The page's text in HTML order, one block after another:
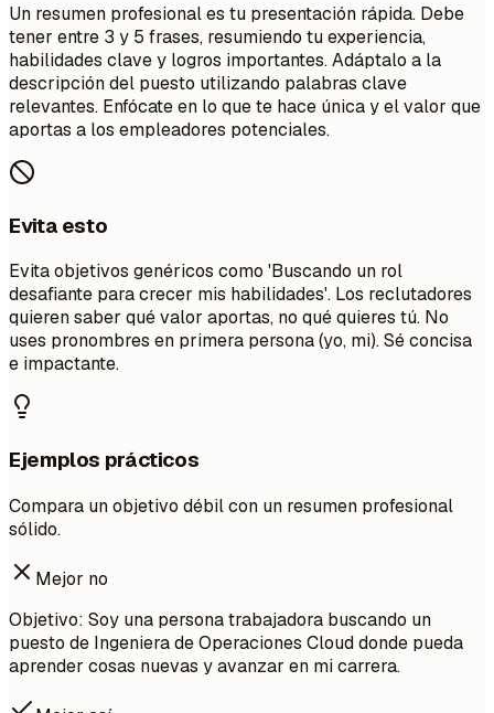
Un resumen profesional es tu presentación rápida. Debe
tener entre 3 y 5 frases, resumiendo tu experiencia,
habilidades clave y logros importantes. Adáptalo a la
descripción del puesto utilizando palabras clave
relevantes. Enfócate en lo que te hace única y el valor que
aportas a los empleadores potenciales.
Evita esto
Evita objetivos genéricos como 'Buscando un rol
desafiante para crecer mis habilidades'. Los reclutadores
quieren saber qué valor aportas, no qué quieres tú. No
uses pronombres en primera persona (yo, mi). Sé concisa
e impactante.
Ejemplos prácticos
Compara un objetivo débil con un resumen profesional
sólido.
Mejor no
Objetivo: Soy una persona trabajadora buscando un
puesto de Ingeniera de Operaciones Cloud donde pueda
aprender cosas nuevas y avanzar en mi carrera.